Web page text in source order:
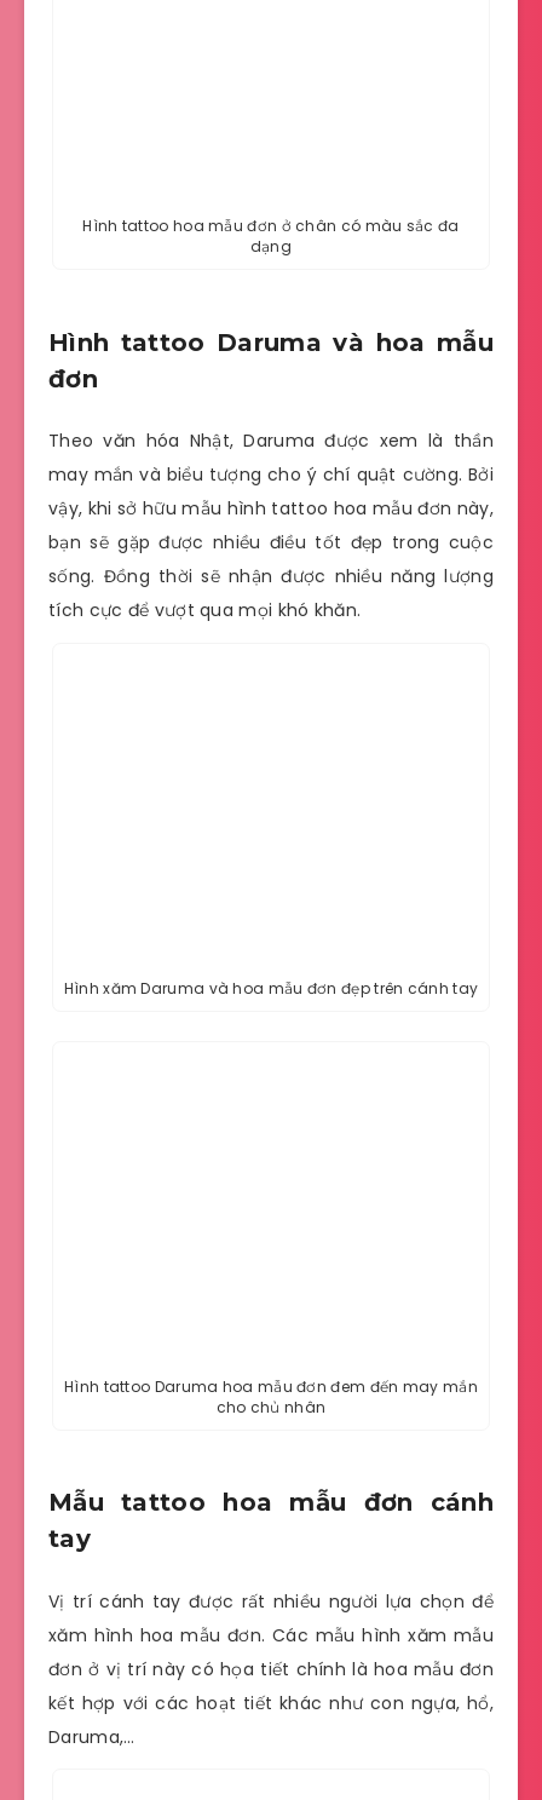
Hình tattoo hoa mẫu đơn ở chân có màu sắc đa
dạng
Hình tattoo Daruma và hoa mẫu
đơn
Theo văn hóa Nhật, Daruma được xem là thần
may mắn và biểu tượng cho ý chí quật cường. Bởi
vậy, khi sở hữu mẫu hình tattoo hoa mẫu đơn này,
bạn sẽ gặp được nhiều điều tốt đẹp trong cuộc
sống. Đồng thời sẽ nhận được nhiều năng lượng
tích cực để vượt qua mọi khó khăn.
Hình xăm Daruma và hoa mẫu đơn đẹp trên cánh tay
Hình tattoo Daruma hoa mẫu đơn đem đến may mắn
cho chủ nhân
Mẫu tattoo hoa mẫu đơn cánh
tay
Vị trí cánh tay được rất nhiều người lựa chọn để
xăm hình hoa mẫu đơn. Các mẫu hình xăm mẫu
đơn ở vị trí này có họa tiết chính là hoa mẫu đơn
kết hợp với các hoạt tiết khác như con ngựa, hổ,
Daruma,…